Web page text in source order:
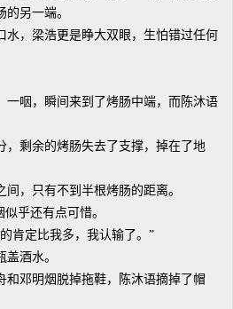
另一端。
，梁浩更是睁大双眼，生怕错过任何
咽，瞬间来到了烤肠中端，而陈沐语
剩余的烤肠失去了支撑，掉在了地
，只有不到半根烤肠的距离。
乎还有点可惜。
定比我多，我认输了。”
酒水。
邓明烟脱掉拖鞋，陈沐语摘掉了帽